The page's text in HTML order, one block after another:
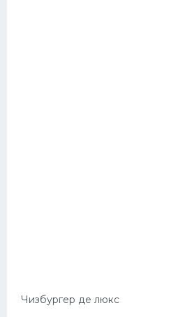
Чизбургер де люкс